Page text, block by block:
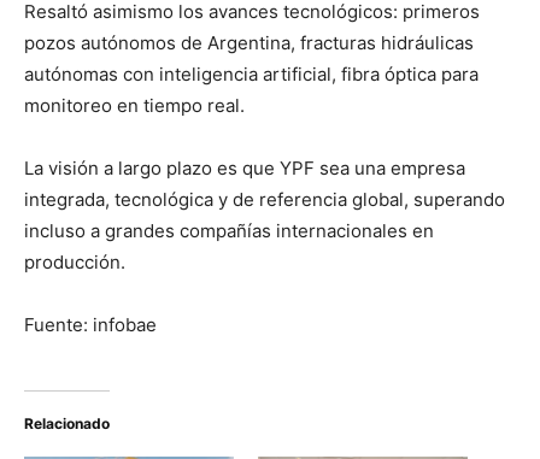
Resaltó asimismo los avances tecnológicos: primeros
pozos autónomos de Argentina, fracturas hidráulicas
autónomas con inteligencia artificial, fibra óptica para
monitoreo en tiempo real.
La visión a largo plazo es que YPF sea una empresa
integrada, tecnológica y de referencia global, superando
incluso a grandes compañías internacionales en
producción.
Fuente: infobae
Relacionado